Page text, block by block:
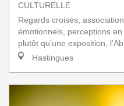
CULTURELLE
Regards croisés,
émotionnels, perceptions
plutôt qu’une exposition,
Hastingues